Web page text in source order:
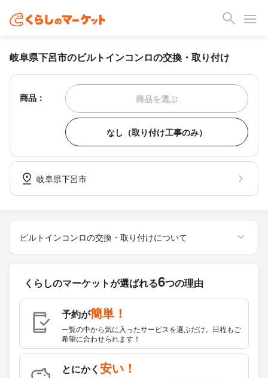
岐阜県下呂市のビルトインコンロの交換・取り付け
商品： 商品を選ぶ
なし（取り付け工事のみ）
岐阜県下呂市
ビルトインコンロの交換・取り付けについて
くらしのマーケットが選ばれる6つの理由
予約が簡単！
一覧の中から気に入ったサービスを選ぶだけ。日程もご
希望に合わせられます！
とにかく 安い！